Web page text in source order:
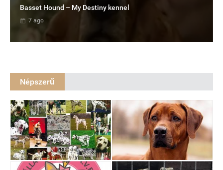
Basset Hound – My Destiny kennel
7 ago
Népszerű